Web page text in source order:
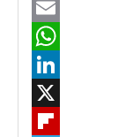
Mastodon
Email
WhatsApp
LinkedIn